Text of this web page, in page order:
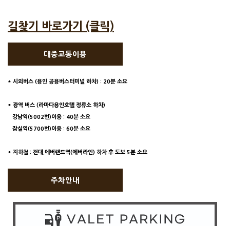
길찾기 바로가기 (클릭)
대중교통이용
* 시외버스 (용인 공용버스터미널 하차) : 20분 소요
* 광역 버스 (라마다용인호텔 정류소 하차)
강남역(5002번)이용 : 40분 소요
잠실역(5700번)이용 : 60분 소요
* 지하철 : 전대.에버랜드역(에버라인) 하차 후 도보 5분 소요
주차안내